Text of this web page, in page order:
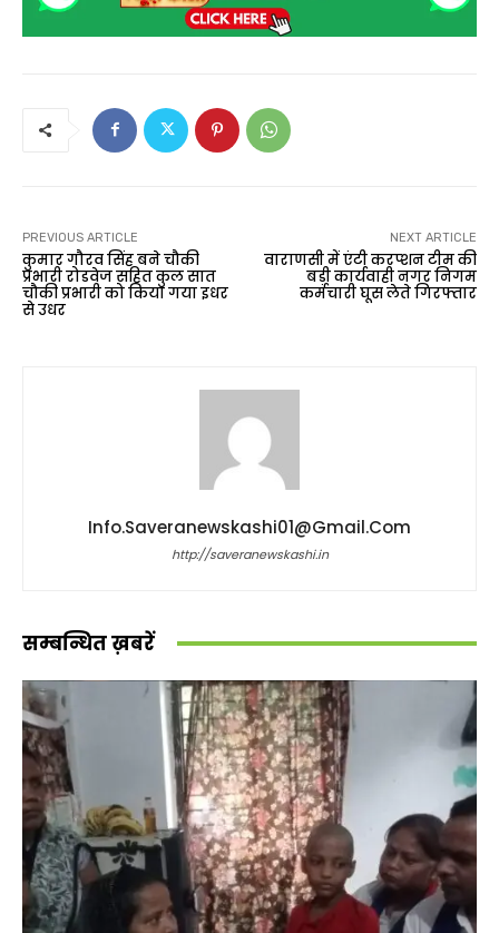
PREVIOUS ARTICLE
कुमार गौरव सिंह बने चौकी
प्रभारी रोडवेज सहित कुल सात
चौकी प्रभारी को किया गया इधर
से उधर
NEXT ARTICLE
वाराणसी में एंटी करप्शन टीम की
बड़ी कार्यवाही नगर निगम
कर्मचारी घूस लेते गिरफ्तार
Info.saveranewskashi01@gmail.com
http://saveranewskashi.in
सम्बन्धित ख़बरें